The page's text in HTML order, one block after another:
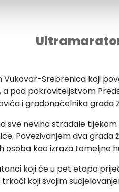
Srebrenica koji
pod pokroviteljstvom
i gradonačelnika grada
sve nevino stradale
Povezivanjem dva grada
kao izraza temeljne
koji će u pet etapa
koji svojim